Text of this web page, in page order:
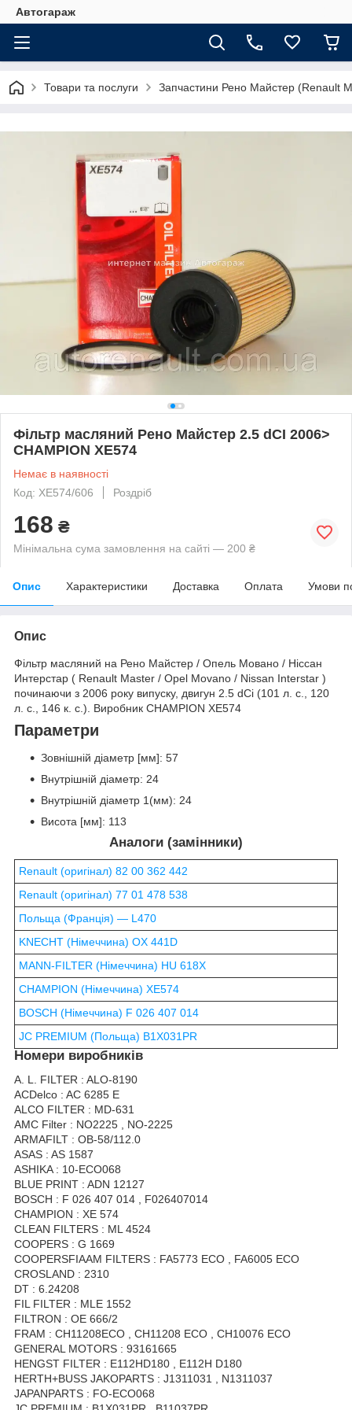
Автогараж
Товари та послуги Запчастини Рено Майстер (Renault
Фільтр масляний Рено Майстер 2.5 dCI 2006>
CHAMPION XE574
Немає в наявності
Код: XE574/606
Роздріб
168 ₴
Мінімальна сума замовлення на сайті — 200 ₴
Опис Характеристики Доставка Оплата Умови
Опис
Фільтр масляний на Рено Майстер / Опель Мовано / Ніссан
Интерстар ( Renault Master / Opel Movano / Nissan Interstar )
починаючи з 2006 року випуску, двигун 2.5 dCi (101 л. с., 120
л. с., 146 к. с.). Виробник CHAMPION XE574
Параметри
Зовнішній діаметр [мм]: 57
Внутрішній діаметр: 24
Внутрішній діаметр 1(мм): 24
Висота [мм]: 113
Аналоги (замінники)
Renault (оригінал) 82 00 362 442
Renault (оригінал) 77 01 478 538
Польща (Франція) ― L470
KNECHT (Німеччина) OX 441D
MANN-FILTER (Німеччина) HU 618X
CHAMPION (Німеччина) XE574
BOSCH (Німеччина) F 026 407 014
JC PREMIUM (Польща) B1X031PR
Номери виробників
A. L. FILTER : ALO-8190
ACDelco : AC 6285 E
ALCO FILTER : MD-631
AMC Filter : NO2225 , NO-2225
ARMAFILT : OB-58/112.0
ASAS : AS 1587
ASHIKA : 10-ECO068
BLUE PRINT : ADN 12127
BOSCH : F 026 407 014 , F026407014
CHAMPION : XE 574
CLEAN FILTERS : ML 4524
COOPERS : G 1669
COOPERSFIAAM FILTERS : FA5773 ECO , FA6005 ECO
CROSLAND : 2310
DT : 6.24208
FIL FILTER : MLE 1552
FILTRON : OE 666/2
FRAM : CH11208ECO , CH11208 ECO , CH10076 ECO
GENERAL MOTORS : 93161665
HENGST FILTER : E112HD180 , E112H D180
HERTH+BUSS JAKOPARTS : J1311031 , N1311037
JAPANPARTS : FO-ECO068